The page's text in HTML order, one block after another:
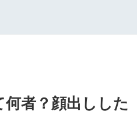
者？顔出しした